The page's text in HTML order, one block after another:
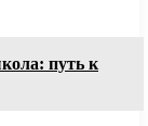
путь к